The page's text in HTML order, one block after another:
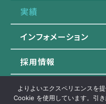
実績
インフォメーション
採用情報
プライバ
よりよいエクスペリエンスを
Cookie を使用しています。引